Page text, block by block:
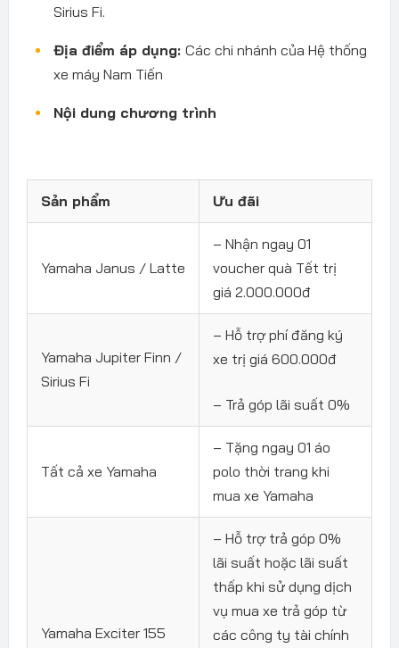
Sirius Fi.
Địa điểm áp dụng: Các chi nhánh của Hệ thống
xe máy Nam Tiến
Nội dung chương trình
Sản phẩm Ưu đãi
Yamaha Janus / Latte
– Nhận ngay 01
voucher quà Tết trị
giá 2.000.000đ
Yamaha Jupiter Finn /
Sirius Fi
– Hỗ trợ phí đăng ký
xe trị giá 600.000đ
– Trả góp lãi suất 0%
Tất cả xe Yamaha
– Tặng ngay 01 áo
polo thời trang khi
mua xe Yamaha
Yamaha Exciter 155
– Hỗ trợ trả góp 0%
lãi suất hoặc lãi suất
thấp khi sử dụng dịch
vụ mua xe trả góp từ
các công ty tài chính